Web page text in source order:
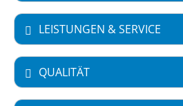
LEISTUNGEN & SERVICE
QUALITÄT